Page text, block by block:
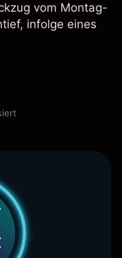
vom Montag-
infolge eines